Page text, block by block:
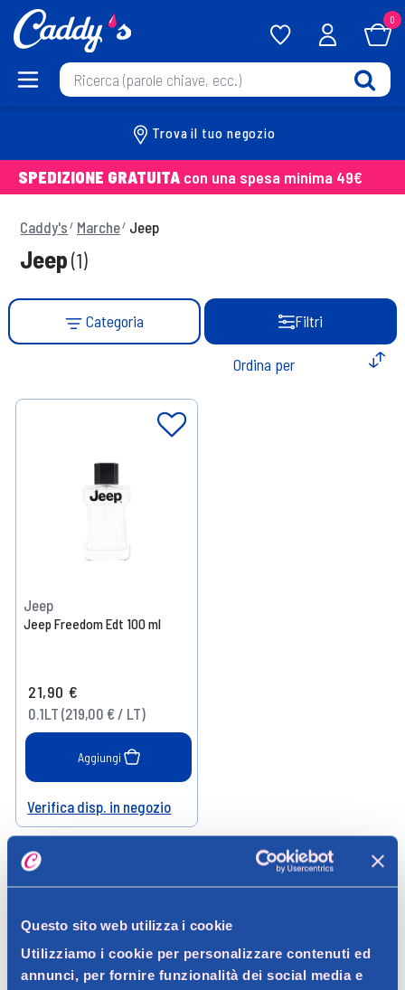
Questo sito web utilizza i cookie
Utilizziamo i cookie per personalizzare contenuti ed
annunci, per fornire funzionalità dei social media e
0
Trova il tuo negozio
SPEDIZIONE GRATUITA con una spesa minima 49€
Caddy's Marche Jeep
Jeep(1)
Categoria Filtri
Jeep
Jeep Freedom Edt 100 ml
21,90 €
0.1LT (219,00 € / LT)
Aggiungi
Help
Verifica disp. in negozio